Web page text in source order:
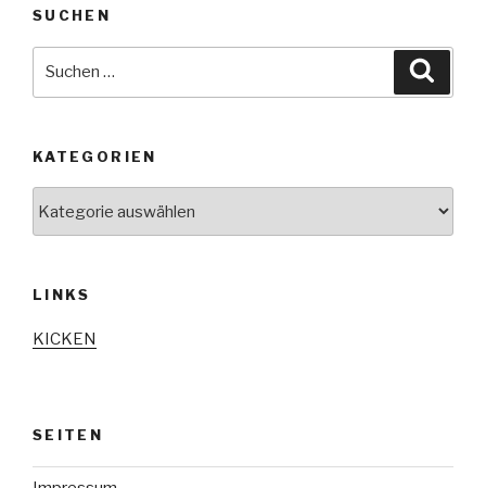
SUCHEN
KATEGORIEN
LINKS
KICKEN
SEITEN